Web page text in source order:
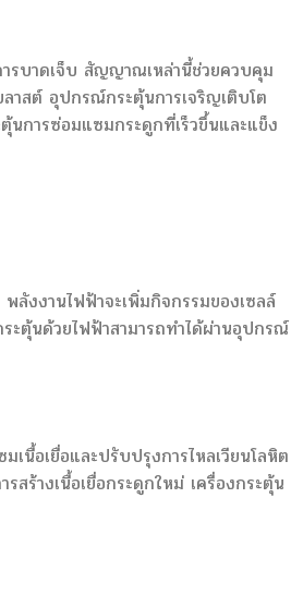
ารบาดเจ็บ สัญญาณเหล่านี้ช่วยควบคุม
าสต์ อุปกรณ์กระตุ้นการเจริญเติบโต
นการซ่อมแซมกระดูกที่เร็วขึ้นและแข็ง
ลังงานไฟฟ้าจะเพิ่มกิจกรรมของเซลล์
ะตุ้นด้วยไฟฟ้าสามารถทำได้ผ่านอุปกรณ์
เนื้อเยื่อและปรับปรุงการไหลเวียนโลหิต
ร้างเนื้อเยื่อกระดูกใหม่ เครื่องกระตุ้น